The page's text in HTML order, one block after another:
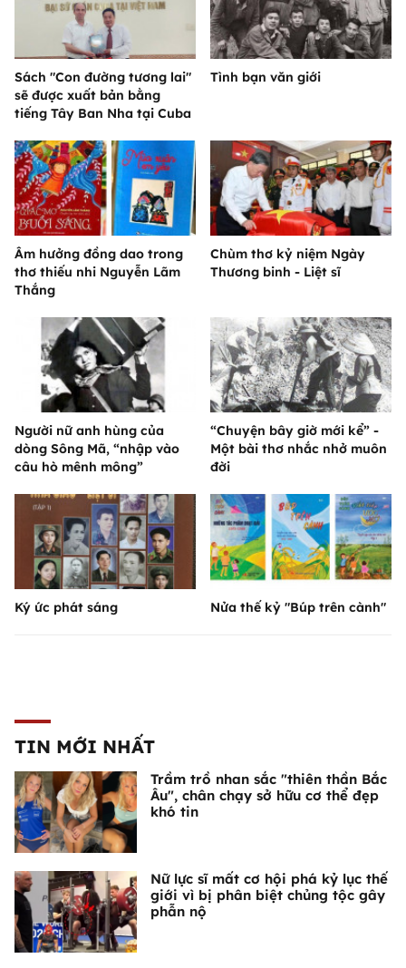
Sách "Con đường tương lai"
sẽ được xuất bản bằng
tiếng Tây Ban Nha tại Cuba
Tình bạn văn giới
Âm hưởng đồng dao trong
thơ thiếu nhi Nguyễn Lãm
Thắng
Chùm thơ kỷ niệm Ngày
Thương binh - Liệt sĩ
Người nữ anh hùng của
dòng Sông Mã, “nhập vào
câu hò mênh mông”
“Chuyện bây giờ mới kể” -
Một bài thơ nhắc nhở muôn
đời
Ký ức phát sáng Nửa thế kỷ "Búp trên cành"
TIN MỚI NHẤT
Trầm trồ nhan sắc "thiên thần Bắc
Âu", chân chạy sở hữu cơ thể đẹp
khó tin
Nữ lực sĩ mất cơ hội phá kỷ lục thế
giới vì bị phân biệt chủng tộc gây
phẫn nộ